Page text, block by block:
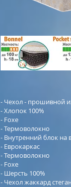
- Чехол - прошивной
- Хлопок 100%
- Foxe
- Термоволокно
- Внутренний блок на
- Еврокаркас
- Термоволокно
- Foxe
- Шерсть 100%
- Чехол жаккард